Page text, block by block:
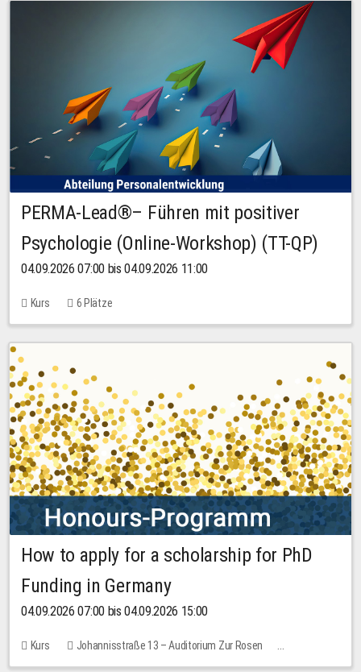
PERMA-Lead®– Führen mit positiver
Psychologie (Online-Workshop) (TT-QP)
04.09.2026 07:00 bis 04.09.2026 11:00
Kurs 6 Plätze
How to apply for a scholarship for PhD
Funding in Germany
04.09.2026 07:00 bis 04.09.2026 15:00
Kurs
Johannisstraße 13 – Auditorium Zur Rosen
Keine freien Plätze